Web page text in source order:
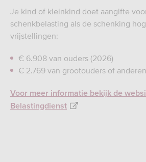
Je kind of kleinkind doet aangifte
schenkbelasting als de schenking
vrijstellingen:
€ 6.908 van ouders (2026)
€ 2.769 van grootouders of
Voor meer informatie bekijk de
Belastingdienst